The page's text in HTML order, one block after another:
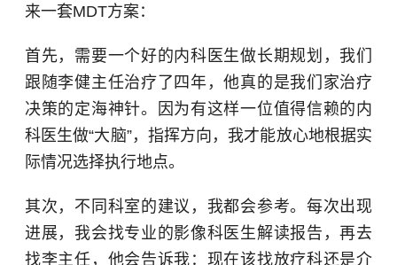
来一套MDT方案：
首先，需要一个好的内科医生做长期规划，我们
跟随李健主任治疗了四年，他真的是我们家治疗
决策的定海神针。因为有这样一位值得信赖的内
科医生做“大脑”，指挥方向，我才能放心地根据实
际情况选择执行地点。
其次，不同科室的建议，我都会参考。每次出现
进展，我会找专业的影像科医生解读报告，再去
找李主任，他会告诉我：现在该找放疗科还是介